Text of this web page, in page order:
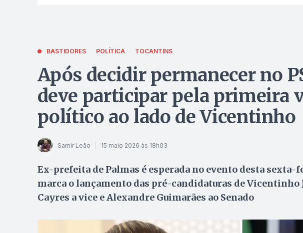
BASTIDORES POLÍTICA TOCANTINS
Após decidir permanecer no
deve participar pela primeira
político ao lado de Vicentinho
Samir Leão 15 maio 2026 às 18h03
Ex-prefeita de Palmas é esperada no evento desta sexta-
marca o lançamento das pré-candidaturas de Vicentinho
Cayres a vice e Alexandre Guimarães ao Senado